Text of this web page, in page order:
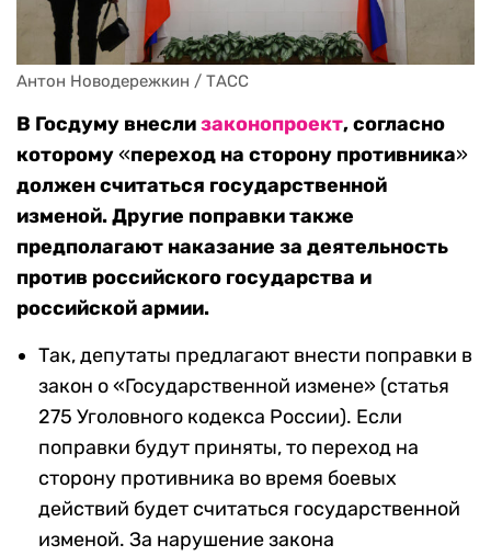
Антон Новодережкин / ТАСС
В Госдуму внеслизаконопроект, согласно
которому«переход на сторону противника»
должен считаться государственной
изменой. Другие поправки также
предполагают наказание за деятельность
против российского государства и
российской армии.
Так, депутаты предлагают внести поправки в
закон о «Государственной измене» (статья
275 Уголовного кодекса России). Если
поправки будут приняты, то переход на
сторону противника во время боевых
действий будет считаться государственной
изменой. За нарушение закона